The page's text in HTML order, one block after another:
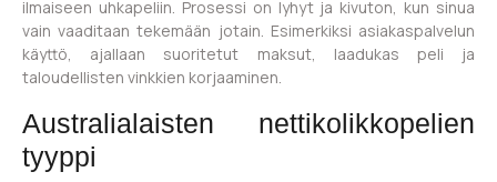
ilmaiseen uhkapeliin. Prosessi on lyhyt ja kivuton, kun sinua
vain vaaditaan tekemään jotain. Esimerkiksi asiakaspalvelun
käyttö, ajallaan suoritetut maksut, laadukas peli ja
taloudellisten vinkkien korjaaminen.
Australialaisten nettikolikkopelien
tyyppi